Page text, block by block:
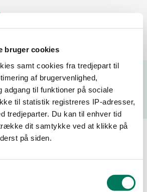
bruger cookies
samt cookies fra tredjepart til
af brugervenlighed,
adgang til funktioner på sociale
til statistik registreres IP-adresser,
tredjeparter. Du kan til enhver tid
dit samtykke ved at klikke på
på siden.
og virksomhedernes seneste
Søg
by, firmanavn
"il mondo pizzeria"
søgning